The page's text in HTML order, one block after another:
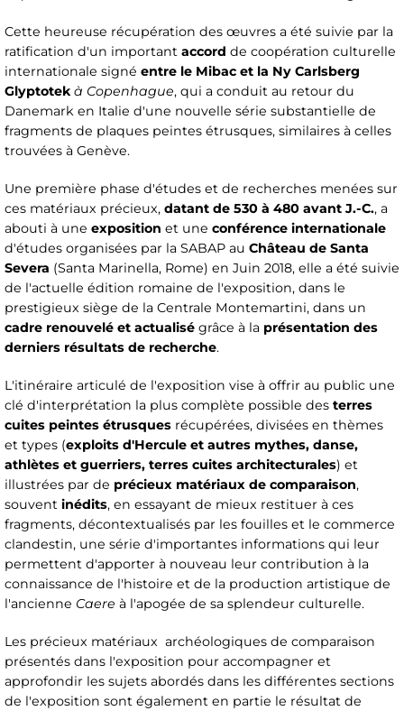
Cette heureuse récupération des œuvres a été suivie par la
ratification d'un important accord de coopération culturelle
internationale signé entre le Mibac et la Ny Carlsberg
Glyptotek à Copenhague, qui a conduit au retour du
Danemark en Italie d'une nouvelle série substantielle de
fragments de plaques peintes étrusques, similaires à celles
trouvées à Genève.
Une première phase d'études et de recherches menées sur
ces matériaux précieux, datant de 530 à 480 avant J.-C., a
abouti à une exposition et une conférence internationale
d'études organisées par la SABAP au Château de Santa
Severa (Santa Marinella, Rome) en Juin 2018, elle a été suivie
de l'actuelle édition romaine de l'exposition, dans le
prestigieux siège de la Centrale Montemartini, dans un
cadre renouvelé et actualisé grâce à la présentation des
derniers résultats de recherche.
L'itinéraire articulé de l'exposition vise à offrir au public une
clé d'interprétation la plus complète possible des terres
cuites peintes étrusques récupérées, divisées en thèmes
et types (exploits d'Hercule et autres mythes, danse,
athlètes et guerriers, terres cuites architecturales) et
illustrées par de précieux matériaux de comparaison,
souvent inédits, en essayant de mieux restituer à ces
fragments, décontextualisés par les fouilles et le commerce
clandestin, une série d'importantes informations qui leur
permettent d'apporter à nouveau leur contribution à la
connaissance de l'histoire et de la production artistique de
l'ancienne Caere à l'apogée de sa splendeur culturelle.
Les précieux matériaux archéologiques de comparaison
présentés dans l'exposition pour accompagner et
approfondir les sujets abordés dans les différentes sections
de l'exposition sont également en partie le résultat de